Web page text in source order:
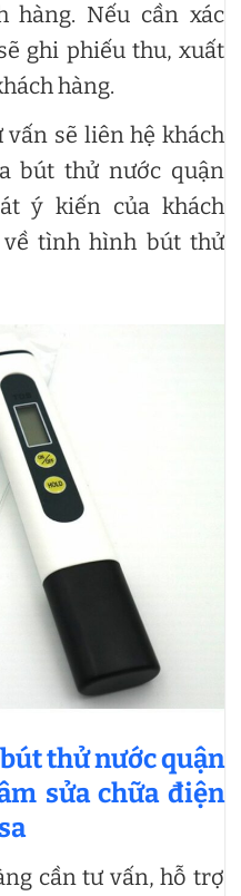
hàng. Nếu cần xác
ghi phiếu thu, xuất
hàng.
vấn sẽ liên hệ khách
bút thử nước quận
ý kiến của khách
tình hình bút thử
thử nước quận
sửa chữa điện
cần tư vấn, hỗ trợ